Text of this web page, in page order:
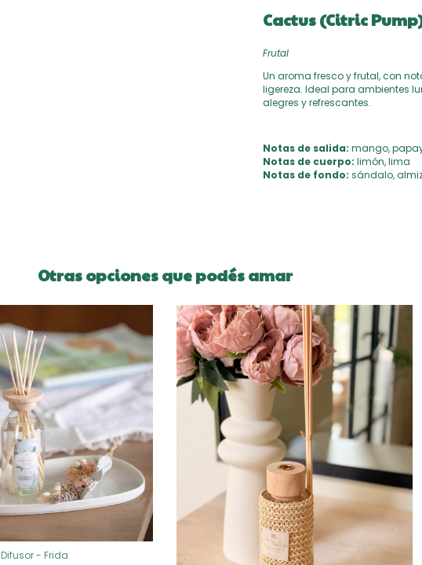
Cactus (Citric
Frutal
Un aroma fresco y frutal, con
ligereza. Ideal para ambientes
alegres y refrescantes.
Notas de salida: mango,
Notas de cuerpo: limón, lima
Notas de fondo: sándalo,
Otras opciones que podés amar
Difusor - Frida